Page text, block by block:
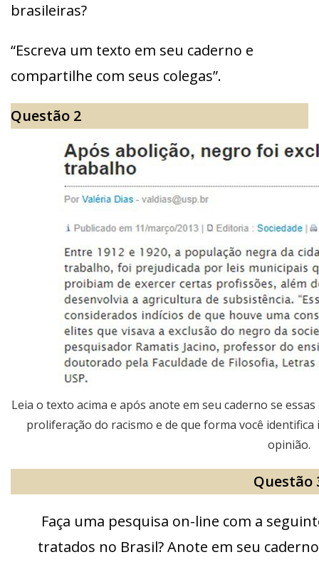
brasileiras?
“Escreva um texto em seu caderno e
compartilhe com seus colegas”.
Questão 2
Leia o texto acima e após anote em seu caderno se
proliferação do racismo e de que forma você identifica
opinião.
Questão
Faça uma pesquisa on-line com a
tratados no Brasil? Anote em seu